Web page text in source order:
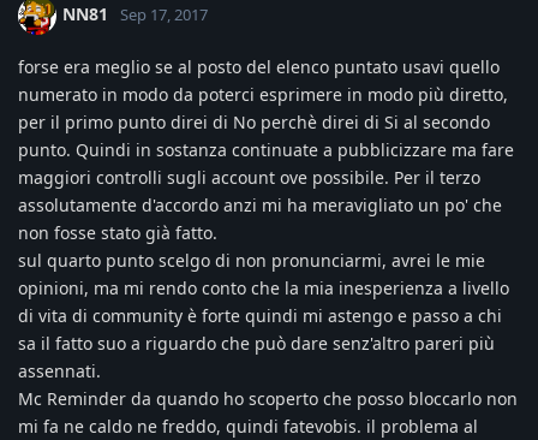
NN81 Sep 17, 2017
forse era meglio se al posto del elenco puntato usavi quello
numerato in modo da poterci esprimere in modo più diretto,
per il primo punto direi di No perchè direi di Si al secondo
punto. Quindi in sostanza continuate a pubblicizzare ma fare
maggiori controlli sugli account ove possibile. Per il terzo
assolutamente d'accordo anzi mi ha meravigliato un po' che
non fosse stato già fatto.
sul quarto punto scelgo di non pronunciarmi, avrei le mie
opinioni, ma mi rendo conto che la mia inesperienza a livello
di vita di community è forte quindi mi astengo e passo a chi
sa il fatto suo a riguardo che può dare senz'altro pareri più
assennati.
Mc Reminder da quando ho scoperto che posso bloccarlo non
mi fa ne caldo ne freddo, quindi fatevobis. il problema al